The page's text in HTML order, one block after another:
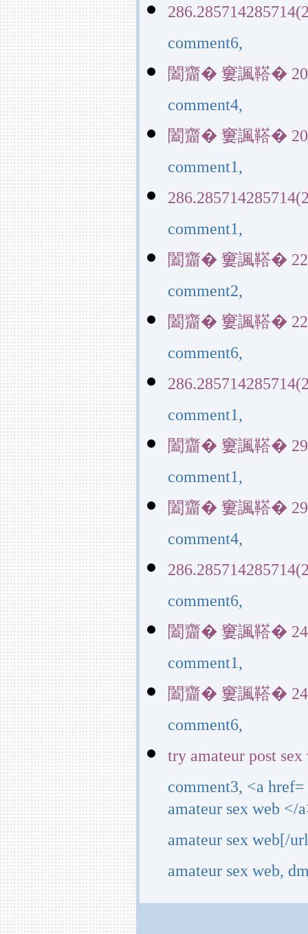
comment6,
闔齏� 窶諷鞳�
comment4,
闔齏� 窶諷鞳�
comment1,
comment1,
闔齏� 窶諷鞳�
comment2,
闔齏� 窶諷鞳�
comment6,
comment1,
闔齏� 窶諷鞳�
comment1,
闔齏� 窶諷鞳�
comment4,
comment6,
闔齏� 窶諷鞳�
comment1,
闔齏� 窶諷鞳�
comment6,
try amateur post
comment3, <a
amateur sex web
amateur sex web[/
amateur sex web,